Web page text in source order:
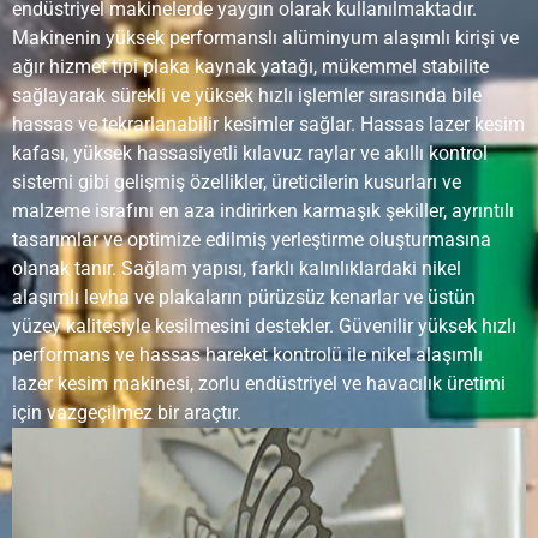
Değişimi
parametreleriyle
kontrol edilir.
renk
değişimi riski
daha
yüksek.
Hız kesmek
İnce ve orta
kalınlıktaki nikel
alaşımlı levhalar
için hızlı
Kaba
kesimler için
hızlı, ancak
hassasiyet
açısından
daha az
etkili.
daha
İnce Levha
Performansı
İnce nikel
alaşımlı levhalar
ve hassas
hatlar için
mükemmeldir.
pürüzlü
kenarlara
neden
olabilir.
az
endüstriyel makinelerde yaygın olarak kullanılmaktadır.
Makinenin yüksek performanslı alüminyum alaşımlı kirişi ve
ağır hizmet tipi plaka kaynak yatağı, mükemmel stabilite
sağlayarak sürekli ve yüksek hızlı işlemler sırasında bile
hassas ve tekrarlanabilir kesimler sağlar. Hassas lazer kesim
kafası, yüksek hassasiyetli kılavuz raylar ve akıllı kontrol
sistemi gibi gelişmiş özellikler, üreticilerin kusurları ve
malzeme israfını en aza indirirken karmaşık şekiller, ayrıntılı
tasarımlar ve optimize edilmiş yerleştirme oluşturmasına
olanak tanır. Sağlam yapısı, farklı kalınlıklardaki nikel
alaşımlı levha ve plakaların pürüzsüz kenarlar ve üstün
yüzey kalitesiyle kesilmesini destekler. Güvenilir yüksek hızlı
performans ve hassas hareket kontrolü ile nikel alaşımlı
lazer kesim makinesi, zorlu endüstriyel ve havacılık üretimi
için vazgeçilmez bir araçtır.